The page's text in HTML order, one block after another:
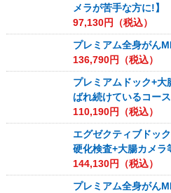
メラが苦手な方に!】
97,130円（税込）
プレミアム全身が
136,790円（税込）
プレミアムドック+大
ばれ続けているコース
110,190円（税込）
エグゼクティブドッ
硬化検査+大腸カメラ
144,130円（税込）
プレミアム全身がん